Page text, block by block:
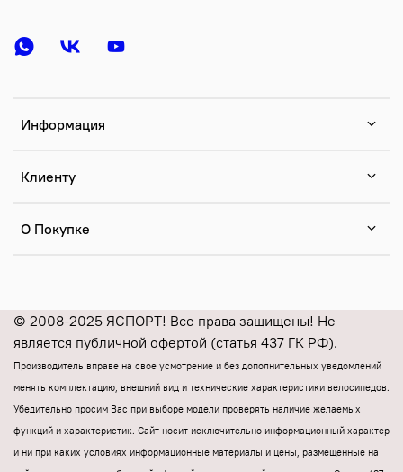
Информация
Клиенту
О Покупке
© 2008-2025 ЯСПОРТ! Все права защищены! Не
является публичной офертой (статья 437 ГК РФ).
Производитель вправе на свое усмотрение и без дополнительных уведомлений
менять комплектацию, внешний вид и технические характеристики велосипедов.
Убедительно просим Вас при выборе модели проверять наличие желаемых
функций и характеристик. Cайт носит исключительно информационный характер
и ни при каких условиях информационные материалы и цены, размещенные на